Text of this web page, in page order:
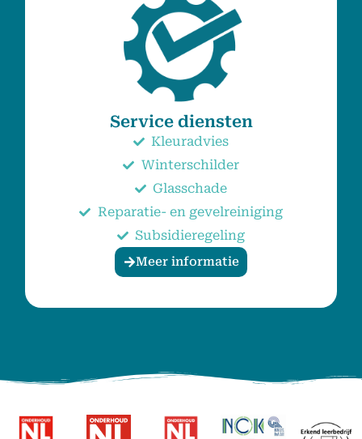
Service diensten
Kleuradvies
Winterschilder
Glasschade
Reparatie- en gevelreiniging
Subsidieregeling
Meer informatie